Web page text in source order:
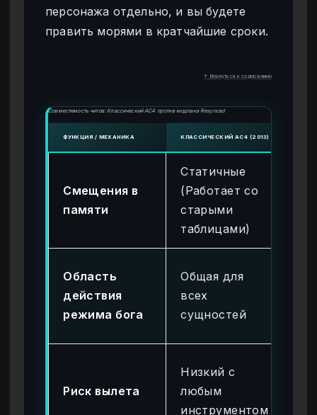
персонажа отдельно, и вы будете
править морями в кратчайшие сроки.
↑ Вернуться к содержанию
Совместимость читов: Классический AC4 против модпака Resynced
ФУНКЦИЯ / МЕХАНИКА КЛАССИЧЕСКИЙ AC4 (2013)
Смещения в
памяти
Статичные
(Работает со
старыми
таблицами)
Область
действия
режима бога
Общая для
всех
сущностей
Риск вылета
Низкий с
любым
инструментом